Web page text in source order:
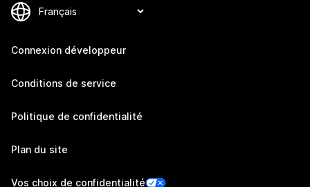
Connexion développeur
Conditions de service
Politique de confidentialité
Plan du site
Vos choix de confidentialité